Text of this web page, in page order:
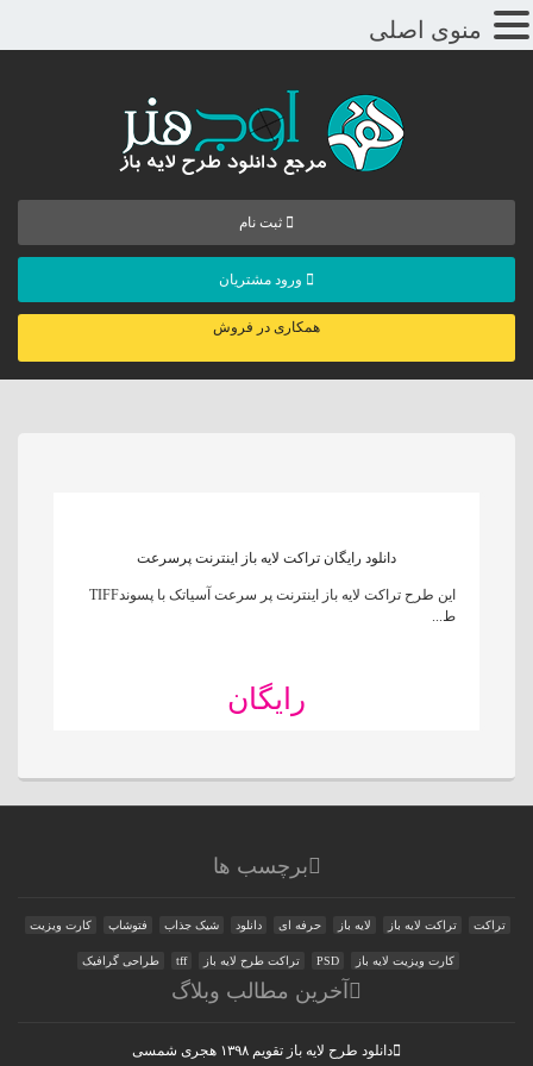
ثبت نام
ورود مشتریان
همکاری در فروش
دانلود رایگان تراکت لایه باز اینترنت پرسرعت
این طرح تراکت لایه باز اینترنت پر سرعت آسیاتک با پسوندTIFF
ط...
رایگان
منوی اصلی
برچسب ها
تراکت تراکت لایه باز لایه باز حرفه ای دانلود شیک جذاب فتوشاپ کارت ویزیت
کارت ویزیت لایه باز PSD تراکت طرح لایه باز tff طراحی گرافیک
آخرین مطالب وبلاگ
دانلود طرح لایه باز تقویم ۱۳۹۸ هجری شمسی